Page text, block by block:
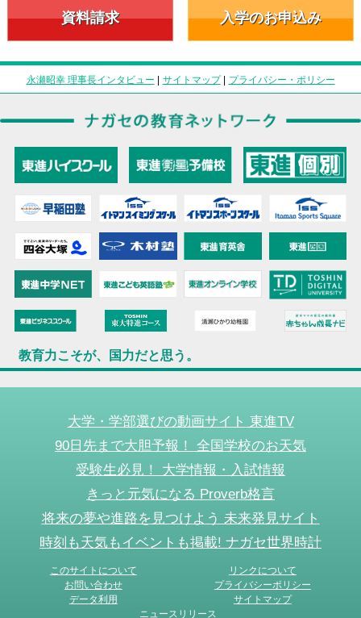
資料請求 入学のお申込み
永瀬昭幸 理事長インタビュー | サイトマップ| プライバシー・ポリシー
教育力こそが、国力だと思う。
大学・学部選びの動画サイト 東進TV
90日先まで大胆予報！ 全国学校のお天気
受験生必見！ 大学情報・入試情報
きっと元気になる Proverb格言
将来の夢や進路を見つけよう 未来発見サイト
時刻も天気もイベントも掲載! ナガセ世界時計
このサイトについて
リンクについて
お問い合わせ
プライバシーポリシー
データ利用
サイトマップ
ニュースリリース